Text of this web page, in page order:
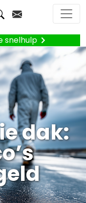
snelhulp
dak: